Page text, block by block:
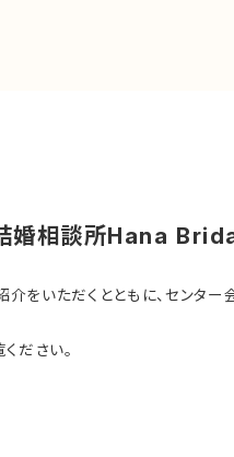
婚相談所Hana
をいただくとともに、センタ
ださい。